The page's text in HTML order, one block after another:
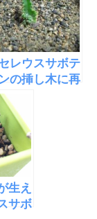
レウスサボテ
ンの挿し木に再
ャレンジ-3
生え
サボ